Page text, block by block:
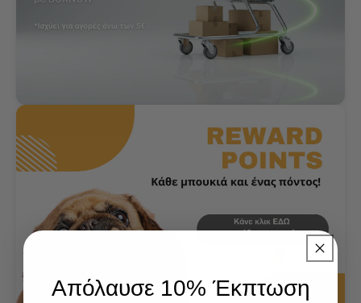
Απόλαυσε 10% Έκπτωση